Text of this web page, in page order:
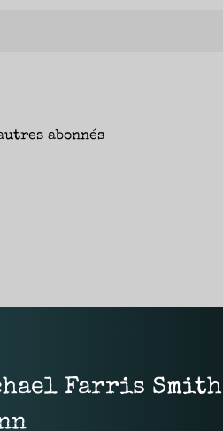
abonnés
Farris Smith